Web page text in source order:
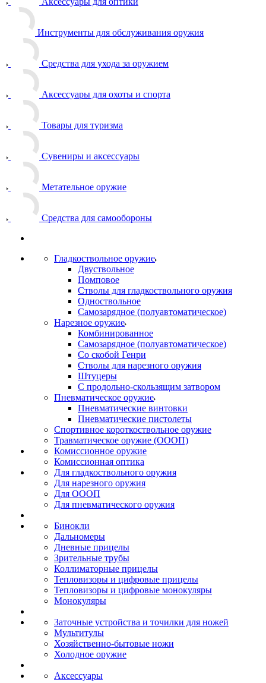
Инструменты для обслуживания оружия
Средства для ухода за оружием
Аксессуары для охоты и спорта
Товары для туризма
Сувениры и аксессуары
Метательное оружие
Средства для самообороны
Гладкоствольное оружие
Двуствольное
Помповое
Стволы для гладкоствольного оружия
Одноствольное
Самозарядное (полуавтоматическое)
Нарезное оружие
Комбинированное
Самозарядное (полуавтоматическое)
Со скобой Генри
Стволы для нарезного оружия
Штуцеры
С продольно-скользящим затвором
Пневматическое оружие
Пневматические винтовки
Пневматические пистолеты
Спортивное короткоствольное оружие
Травматическое оружие (ОООП)
Комиссионное оружие
Комиссионная оптика
Для гладкоствольного оружия
Для нарезного оружия
Для ОООП
Для пневматического оружия
Бинокли
Дальномеры
Дневные прицелы
Зрительные трубы
Коллиматорные прицелы
Тепловизоры и цифровые прицелы
Тепловизоры и цифровые монокуляры
Монокуляры
Заточные устройства и точилки для ножей
Мультитулы
Хозяйственно-бытовые ножи
Холодное оружие
Аксессуары